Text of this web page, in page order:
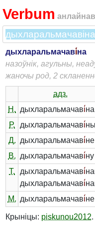
Verbum
дыхларальмачаві́на
назоўнік, агульны,
жаночы род, 2
адз.
Н. дыхларальмачаві́на
Р.
дыхларальмачаві́ны
Д. дыхларальмачаві́не
В. дыхларальмачаві́ну
Т.
дыхларальмачаві́
дыхларальмачаві́
М. дыхларальмачаві́не
Крыніцы: piskunou2012.